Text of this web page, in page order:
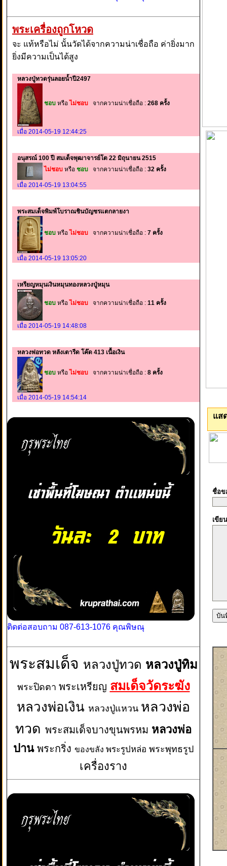
พระเครื่องถูกโหวด
จะ แท้หรือไม่ นั้นวัดได้จากความน่าเชื่อถือ ค่ายิ่งมาก
ยิ่งมีความเป็นได้สูง
หลวงปู่ทวดรุ่นลอยน้ำปี2497
ชอบ หรือไม่ชอบ จากความน่าเชื่อถือ : 268 ครั้ง
เมื่อ 2014-05-19 12:44:25
อนุสรณ์ 100 ปี สมเด็จพุฒาจารย์โต 22 มิถุนายน 2515
ไม่ชอบ หรือ ชอบ จากความน่าเชื่อถือ : 32 ครั้ง
เมื่อ 2014-05-19 13:04:55
พระสมเด็จพิมพ์โบราณชินบัญชรแตกลายงา
ชอบ หรือไม่ชอบ จากความน่าเชื่อถือ : 7 ครั้ง
เมื่อ 2014-05-19 13:05:20
เหรียญหมุนเงินหมุนทองหลวงปู่หมุน
ชอบ หรือ ไม่ชอบ จากความน่าเชื่อถือ : 11 ครั้ง
เมื่อ 2014-05-19 14:48:08
หลวงพ่อทวด หลังเตารีด โค๊ด 413 เนื้อเงิน
ชอบ หรือ ไม่ชอบ จากความน่าเชื่อถือ : 8 ครั้ง
เมื่อ 2014-05-19 14:54:14
ติดต่อสอบถาม 087-613-1076 คุณพิษณุ
พระสมเด็จ หลวงปู่ทวด หลวงปู่ทิม
พระปิดตา พระเหรียญ สมเด็จวัดระฆัง
หลวงพ่อเงิน หลวงปู่แหวน หลวงพ่อ
ทวด พระสมเด็จบางขุนพรหม หลวงพ่อ
ปาน พระกริ่ง ของขลัง พระรูปหล่อ พระพุทธรูป
เครื่องราง
แส
ชื่อ
เขีย